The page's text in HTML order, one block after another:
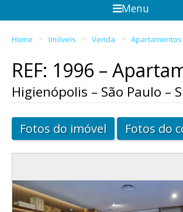
Menu
Home Imóveis Venda Apartamentos
REF: 1996 –
Higienópolis – São Paulo –
Fotos do imóvel Fotos do